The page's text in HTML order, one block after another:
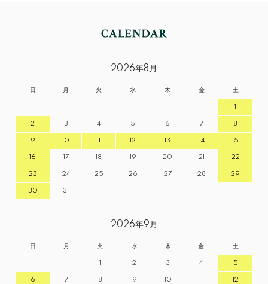
2026年8月
日 月 火 水 木 金 土
1
2 3 4 5 6 7 8
9 10 11 12 13 14 15
16 17 18 19 20 21 22
23 24 25 26 27 28 29
30 31
2026年9月
日 月 火 水 木 金 土
1 2 3 4 5
6 7 8 9 10 11 12